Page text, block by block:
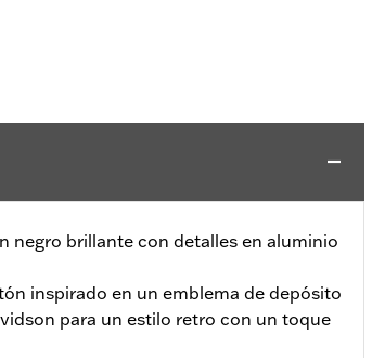
negro brillante con detalles en aluminio
inspirado en un emblema de depósito
para un estilo retro con un toque